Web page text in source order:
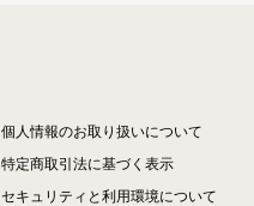
個人情報のお取り扱いについて
特定商取引法に基づく表示
セキュリティと利用環境について